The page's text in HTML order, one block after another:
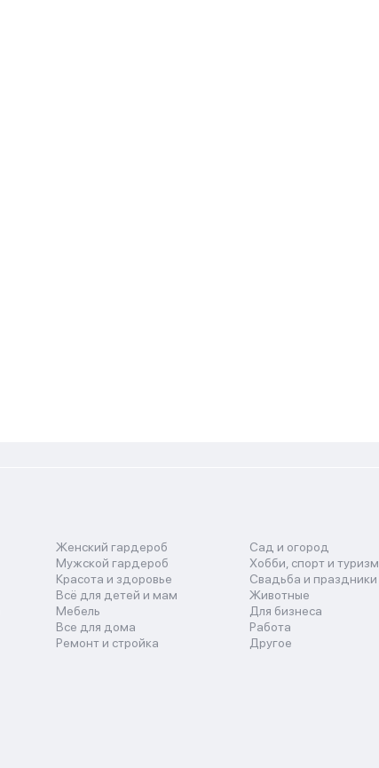
Женский гардероб
Мужской гардероб
Красота и здоровье
Всё для детей и мам
Мебель
Все для дома
Ремонт и стройка
Сад и огород
Хобби, спорт и туризм
Свадьба и праздники
Животные
Для бизнеса
Работа
Другое